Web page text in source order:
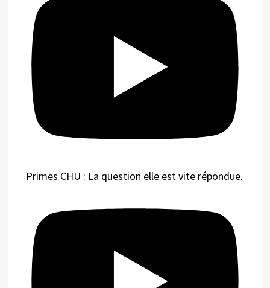
Primes CHU : La question elle est vite répondue.